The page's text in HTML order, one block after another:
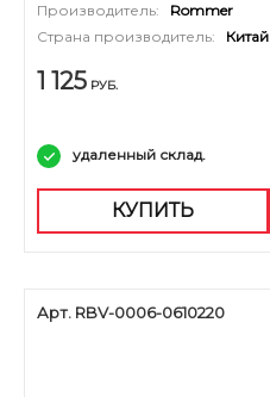
Производитель:
Rommer
Страна производитель:
Китай
1 125 РУБ.
удаленный склад.
КУПИТЬ
Арт. RBV-0006-0610220